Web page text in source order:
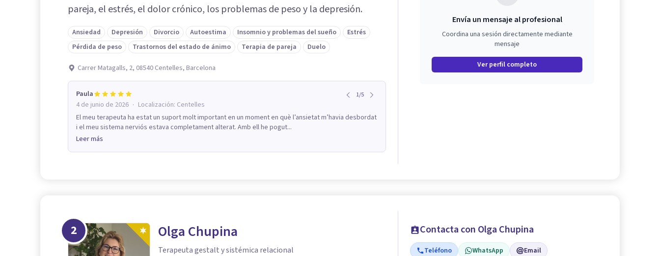
pareja, el estrés, el dolor crónico, los problemas de peso y la depresión.
Ansiedad Depresión Divorcio Autoestima Insomnio y problemas del sueño
Estrés
Pérdida de peso
Trastornos del estado de ánimo Terapia de pareja Duelo
Carrer Matagalls, 2, 08540 Centelles, Barcelona
Paula 1/5
4 de junio de 2026 · Localización: Centelles
El meu terapeuta ha estat un suport molt important en un moment en què l’ansietat m’havia desbordat
i el meu sistema nerviós estava completament alterat. Amb ell he pogut...
Leer más
Envía un mensaje al profesional
Coordina una sesión directamente mediante
mensaje
Ver perfil completo
2 Olga Chupina
Terapeuta gestalt y sistémica relacional
Contacta con Olga Chupina
Teléfono WhatsApp Email